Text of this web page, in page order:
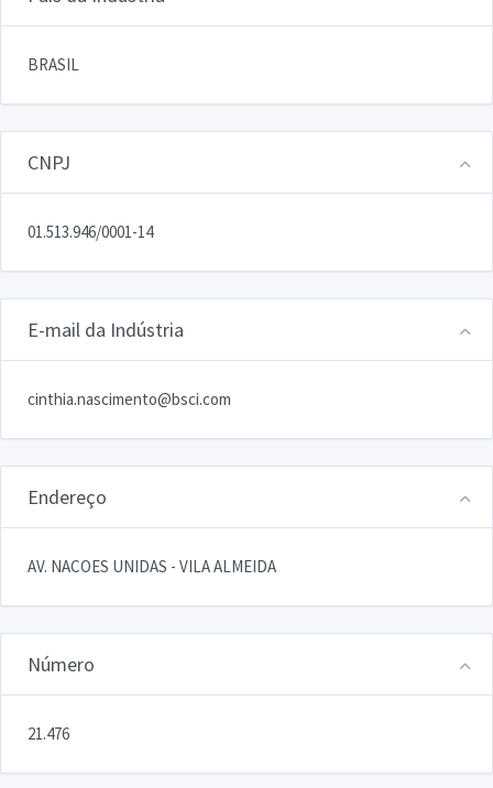
BRASIL
CNPJ
01.513.946/0001-14
E-mail da Indústria
cinthia.nascimento@bsci.com
Endereço
AV. NACOES UNIDAS - VILA ALMEIDA
Número
21.476